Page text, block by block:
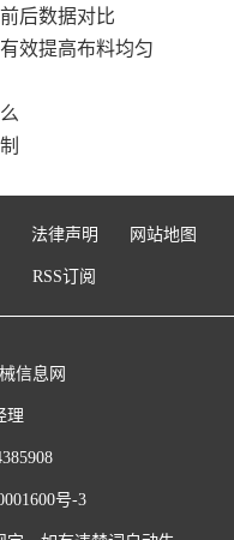
后数据对比
效提高布料均匀
法律声明 网站地图
RSS订阅
信息网
理
号-3